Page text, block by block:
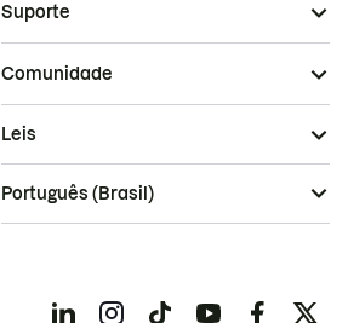
Suporte
Comunidade
Leis
Português (Brasil)